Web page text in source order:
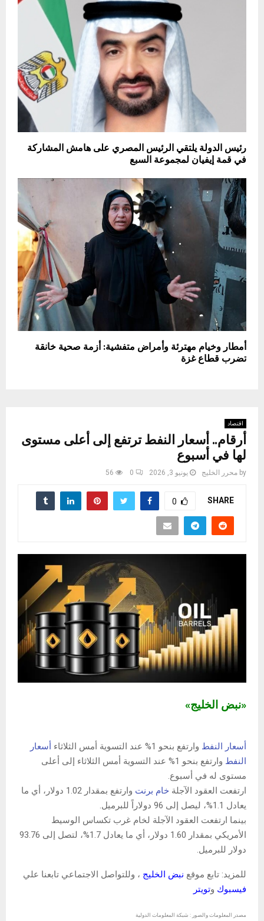
رئيس الدولة يلتقي الرئيس المصري على هامش المشاركة
في قمة إيفيان لمجموعة السبع
أمطار وخيام مهترئة وأمراض متفشية: أزمة صحية خانقة
تضرب قطاع غزة
اقتصاد
أرقام.. أسعار النفط ترتفع إلى أعلى مستوى
لها في أسبوع
by محرر الخليج يونيو 3, 2026 0
56
SHARE
0
«نبض الخليج»
أسعار النفط وارتفع بنحو 1% عند التسوية أمس الثلاثاء
أسعار
النفط
وارتفع بنحو 1% عند التسوية أمس الثلاثاء إلى أعلى
مستوى له في أسبوع.
ارتفعت العقود الآجلة خام برنت
وارتفع بمقدار 1.02 دولار، أي ما
يعادل 1.1%، ليصل إلى 96 دولاراً للبرميل.
بينما ارتفعت العقود الآجلة لخام غرب تكساس الوسيط
الأمريكي بمقدار 1.60 دولار، أي ما يعادل 1.7%، لتصل إلى 93.76
دولار للبرميل.
للمزيد: تابع موقع نبض الخليج ، وللتواصل الاجتماعي تابعنا علي
فيسبوك وتويتر
مصدر المعلومات والصور : شبكة المعلومات الدولية